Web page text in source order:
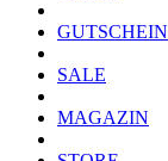
GUTSCHEIN
SALE
MAGAZIN